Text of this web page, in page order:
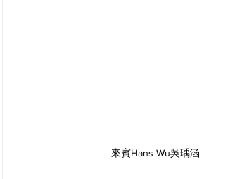
來賓Hans Wu吳瑀涵